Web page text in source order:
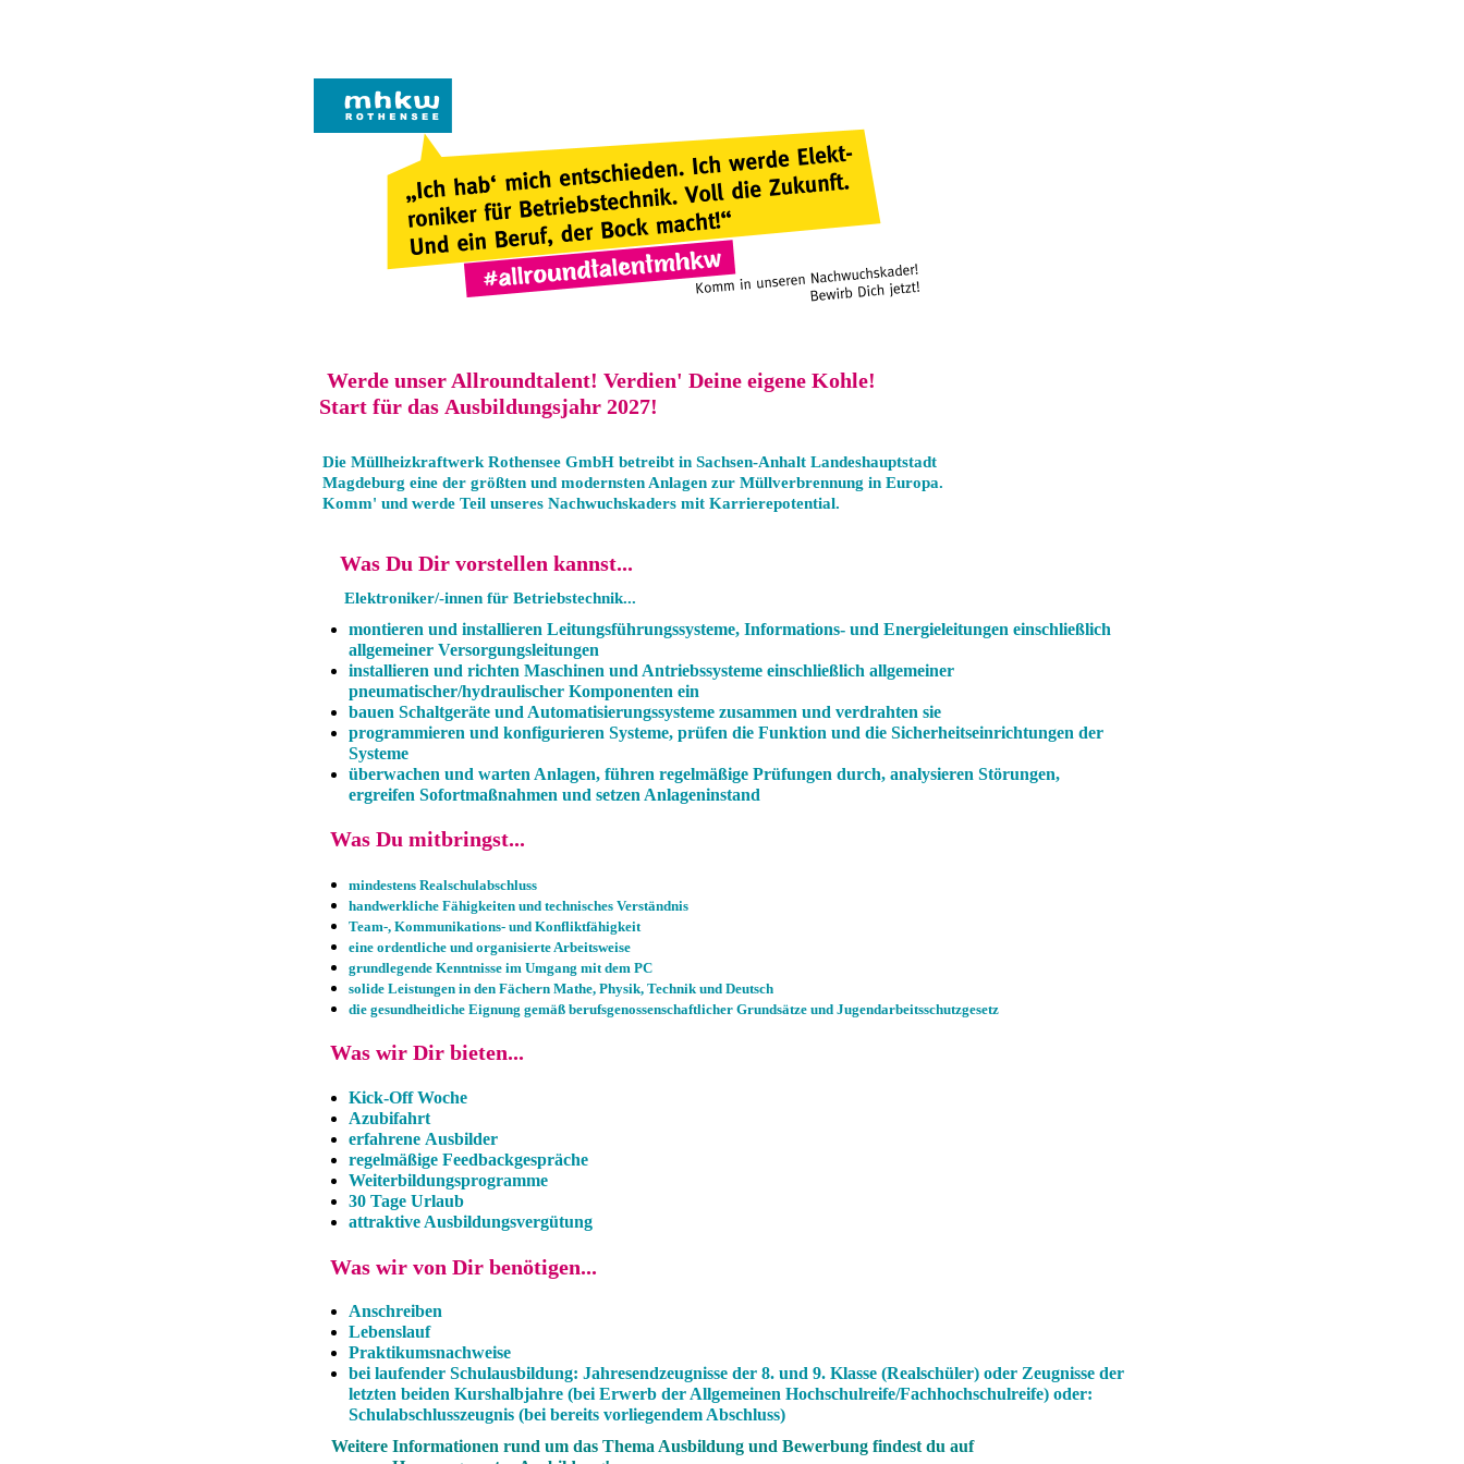
Werde unser Allroundtalent! Verdien' Deine eigene Kohle!
Start für das Ausbildungsjahr 2027!
Die Müllheizkraftwerk Rothensee GmbH betreibt in Sachsen-Anhalt Landeshauptstadt
Magdeburg eine der größten und modernsten Anlagen zur Müllverbrennung in Europa.
Komm' und werde Teil unseres Nachwuchskaders mit Karrierepotential.
Was Du Dir vorstellen kannst...
Elektroniker/-innen für Betriebstechnik...
montieren und installieren Leitungsführungssysteme, Informations- und Energieleitungen einschließlich
allgemeiner Versorgungsleitungen
installieren und richten Maschinen und Antriebssysteme einschließlich allgemeiner
pneumatischer/hydraulischer Komponenten ein
bauen Schaltgeräte und Automatisierungssysteme zusammen und verdrahten sie
programmieren und konfigurieren Systeme, prüfen die Funktion und die Sicherheitseinrichtungen der
Systeme
überwachen und warten Anlagen, führen regelmäßige Prüfungen durch, analysieren Störungen,
ergreifen Sofortmaßnahmen und setzen Anlageninstand
Was Du mitbringst...
mindestens Realschulabschluss
handwerkliche Fähigkeiten und technisches Verständnis
Team-, Kommunikations- und Konfliktfähigkeit
eine ordentliche und organisierte Arbeitsweise
grundlegende Kenntnisse im Umgang mit dem PC
solide Leistungen in den Fächern Mathe, Physik, Technik und Deutsch
die gesundheitliche Eignung gemäß berufsgenossenschaftlicher Grundsätze und Jugendarbeitsschutzgesetz
Was wir Dir bieten...
Kick-Off Woche
Azubifahrt
erfahrene Ausbilder
regelmäßige Feedbackgespräche
Weiterbildungsprogramme
30 Tage Urlaub
attraktive Ausbildungsvergütung
Was wir von Dir benötigen...
Anschreiben
Lebenslauf
Praktikumsnachweise
bei laufender Schulausbildung: Jahresendzeugnisse der 8. und 9. Klasse (Realschüler) oder Zeugnisse der
letzten beiden Kurshalbjahre (bei Erwerb der Allgemeinen Hochschulreife/Fachhochschulreife) oder:
Schulabschlusszeugnis (bei bereits vorliegendem Abschluss)
Weitere Informationen rund um das Thema Ausbildung und Bewerbung findest du auf